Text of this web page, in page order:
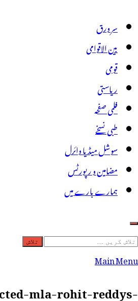
سر ورق
بین الاقوامی
قومی
ریاستی
فلمی صفحہ
طبی نسخے
سوشل میڈیا وائرل
مضامین و رپورٹس
ہمارے بارے میں
تلاش
کریں
Main Menu
mla-rohit-reddys-